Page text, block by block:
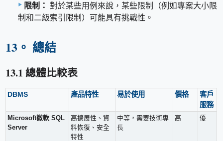
限制： 對於某些用例來說，某些限制（例如專案大小限
制和二級索引限制）可能具有挑戰性。
13。 總結
13.1 總體比較表
DBMS 產品特性 易於使用 價格
客戶
服務
Microsoft微軟 SQL
Server
高擴展性、資
料恢復、安全
特性
中等，需要技術專
長
高 優